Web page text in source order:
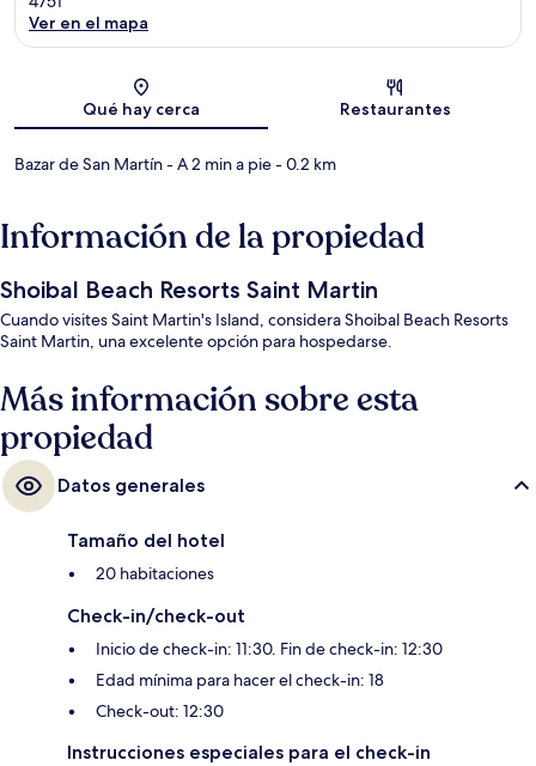
Ver en el mapa
Qué hay cerca Restaurantes
Bazar de San Martín- A 2 min a pie- 0.2 km
Información de la propiedad
Shoibal Beach Resorts Saint Martin
Cuando visites Saint Martin's Island, considera Shoibal Beach Resorts
Saint Martin, una excelente opción para hospedarse.
Más información sobre esta
propiedad
Datos generales
Tamaño del hotel
20 habitaciones
Check-in/check-out
Inicio de check-in: 11:30. Fin de check-in: 12:30
Edad mínima para hacer el check-in: 18
Check-out: 12:30
Instrucciones especiales para el check-in